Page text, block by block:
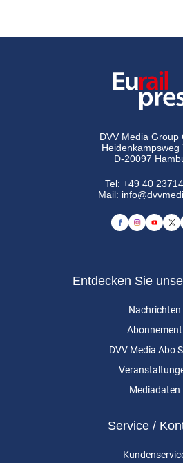
DVV Media Group
Heidenkampsweg
D-20097
Tel:+49 40
Mail:
Entdecken Sie
Nachrichten
Abonnement
DVV Media Abo
Mediadaten
Service /